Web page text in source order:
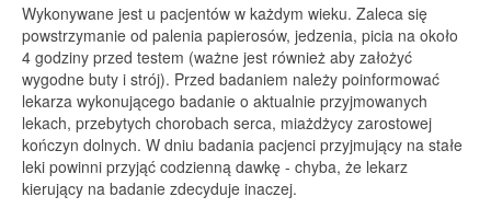
Wykonywane jest u pacjentów w każdym wieku. Zaleca się
powstrzymanie od palenia papierosów, jedzenia, picia na około
4 godziny przed testem (ważne jest również aby założyć
wygodne buty i strój). Przed badaniem należy poinformować
lekarza wykonującego badanie o aktualnie przyjmowanych
lekach, przebytych chorobach serca, miażdżycy zarostowej
kończyn dolnych. W dniu badania pacjenci przyjmujący na stałe
leki powinni przyjąć codzienną dawkę - chyba, że lekarz
kierujący na badanie zdecyduje inaczej.